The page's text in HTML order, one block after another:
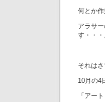
何とか
アラサ
す・・・
それはさ
10月の4
「アー